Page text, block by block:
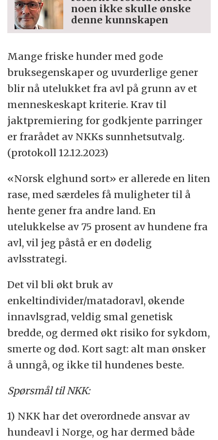
noen ikke skulle ønske
denne kunnskapen
Mange friske hunder med gode
bruksegenskaper og uvurderlige gener
blir nå utelukket fra avl på grunn av et
menneskeskapt kriterie. Krav til
jaktpremiering for godkjente parringer
er frarådet av NKKs sunnhetsutvalg.
(protokoll 12.12.2023)
«Norsk elghund sort» er allerede en liten
rase, med særdeles få muligheter til å
hente gener fra andre land. En
utelukkelse av 75 prosent av hundene fra
avl, vil jeg påstå er en dødelig
avlsstrategi.
Det vil bli økt bruk av
enkeltindivider/matadoravl, økende
innavlsgrad, veldig smal genetisk
bredde, og dermed økt risiko for sykdom,
smerte og død. Kort sagt: alt man ønsker
å unngå, og ikke til hundenes beste.
Spørsmål til NKK:
1) NKK har det overordnede ansvar av
hundeavl i Norge, og har dermed både